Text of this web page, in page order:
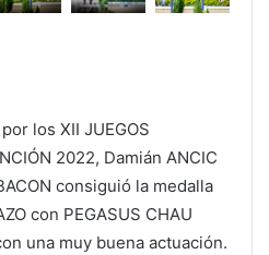
los XII JUEGOS
2022, Damián ANCIC
consiguió la medalla
con PEGASUS CHAU
una muy buena actuación.